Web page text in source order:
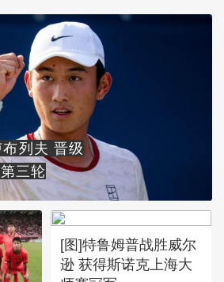
列夫 晋级
三轮
[图]特鲁姆普战胜威尔
逊 获得斯诺克上海大